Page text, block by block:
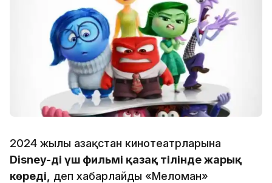
2024 жылы Қазақстан кинотеатрларына
Disney-дің үш фильмі қазақ тілінде жарық
көреді,
деп хабарлайды «Меломан»